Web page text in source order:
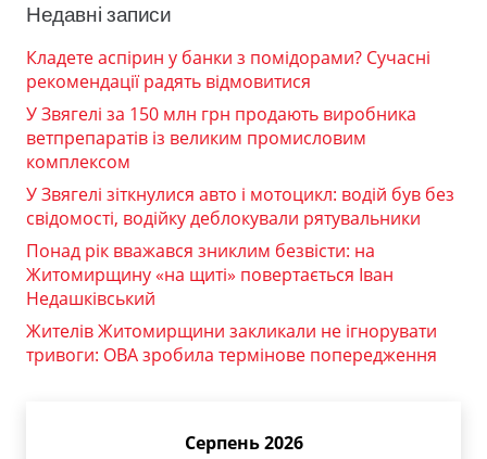
Недавні записи
Кладете аспірин у банки з помідорами? Сучасні
рекомендації радять відмовитися
У Звягелі за 150 млн грн продають виробника
ветпрепаратів із великим промисловим
комплексом
У Звягелі зіткнулися авто і мотоцикл: водій був без
свідомості, водійку деблокували рятувальники
Понад рік вважався зниклим безвісти: на
Житомирщину «на щиті» повертається Іван
Недашківський
Жителів Житомирщини закликали не ігнорувати
тривоги: ОВА зробила термінове попередження
Серпень 2026